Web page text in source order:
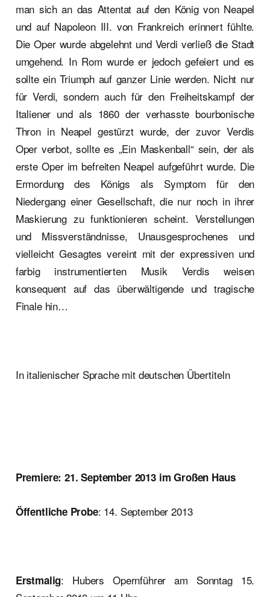
man sich an das Attentat auf den König von Neapel
und auf Napoleon III. von Frankreich erinnert fühlte.
Die Oper wurde abgelehnt und Verdi verließ die Stadt
umgehend. In Rom wurde er jedoch gefeiert und es
sollte ein Triumph auf ganzer Linie werden. Nicht nur
für Verdi, sondern auch für den Freiheitskampf der
Italiener und als 1860 der verhasste bourbonische
Thron in Neapel gestürzt wurde, der zuvor Verdis
Oper verbot, sollte es „Ein Maskenball“ sein, der als
erste Oper im befreiten Neapel aufgeführt wurde. Die
Ermordung des Königs als Symptom für den
Niedergang einer Gesellschaft, die nur noch in ihrer
Maskierung zu funktionieren scheint. Verstellungen
und Missverständnisse, Unausgesprochenes und
vielleicht Gesagtes vereint mit der expressiven und
farbig instrumentierten Musik Verdis weisen
konsequent auf das überwältigende und tragische
Finale hin…
In italienischer Sprache mit deutschen Übertiteln
Premiere: 21. September 2013 im Großen Haus
Öffentliche Probe: 14. September 2013
Erstmalig: Hubers Opernführer am Sonntag 15.